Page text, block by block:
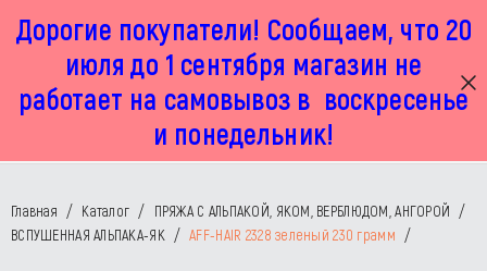
Дорогие покупатели! Сообщаем, что 20
июля до 1 сентября магазин не
работает на самовывоз в воскресенье
и понедельник!
г. Москва, Маленковская 32 стр 2А
пн-пт с 11:00 до 19:00, сб с 11:00 до 17:00
+7 925 449 67 92
Главная / Каталог / ПРЯЖА С АЛЬПАКОЙ, ЯКОМ, ВЕРБЛЮДОМ, АНГОРОЙ /
ВСПУШЕННАЯ АЛЬПАКА-ЯК / AFF-HAIR 2328 зеленый 230 грамм /